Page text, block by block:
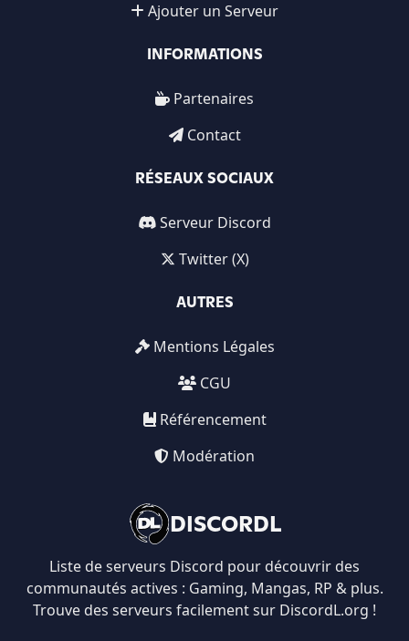
DISCORDL
Liste de serveurs Discord pour découvrir des
communautés actives : Gaming, Mangas, RP & plus.
Trouve des serveurs facilement sur DiscordL.org !
Ajouter un Serveur
INFORMATIONS
Partenaires
Contact
RÉSEAUX SOCIAUX
Serveur Discord
Twitter (X)
AUTRES
Mentions Légales
CGU
Référencement
Modération